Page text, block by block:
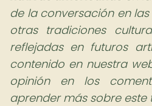
de la conversación en las
otras tradiciones
reflejadas en futuros
contenido en nuestra
opinión en los
aprender más sobre este